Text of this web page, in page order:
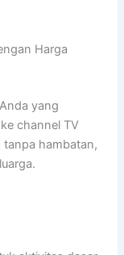
Harga
yang
channel TV
hambatan,